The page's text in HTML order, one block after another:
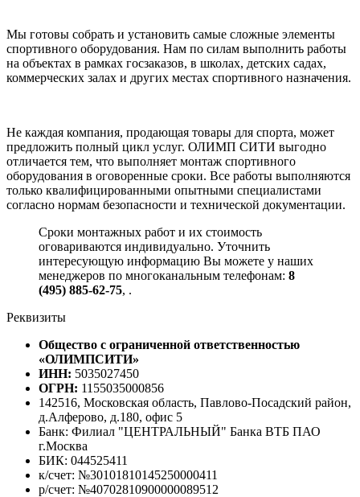
Мы готовы собрать и установить самые сложные элементы
спортивного оборудования. Нам по силам выполнить работы
на объектах в рамках госзаказов, в школах, детских садах,
коммерческих залах и других местах спортивного назначения.
Не каждая компания, продающая товары для спорта, может
предложить полный цикл услуг. ОЛИМП СИТИ выгодно
отличается тем, что выполняет монтаж спортивного
оборудования в оговоренные сроки. Все работы выполняются
только квалифицированными опытными специалистами
согласно нормам безопасности и технической документации.
Сроки монтажных работ и их стоимость
оговариваются индивидуально. Уточнить
интересующую информацию Вы можете у наших
менеджеров по многоканальным телефонам: 8
(495) 885-62-75, .
Реквизиты
Общество с ограниченной ответственностью
«ОЛИМПСИТИ»
ИНН: 5035027450
ОГРН: 1155035000856
142516, Московская область, Павлово-Посадский район,
д.Алферово, д.180, офис 5
Банк: Филиал "ЦЕНТРАЛЬНЫЙ" Банка ВТБ ПАО
г.Москва
БИК: 044525411
к/счет: №30101810145250000411
р/счет: №40702810900000089512